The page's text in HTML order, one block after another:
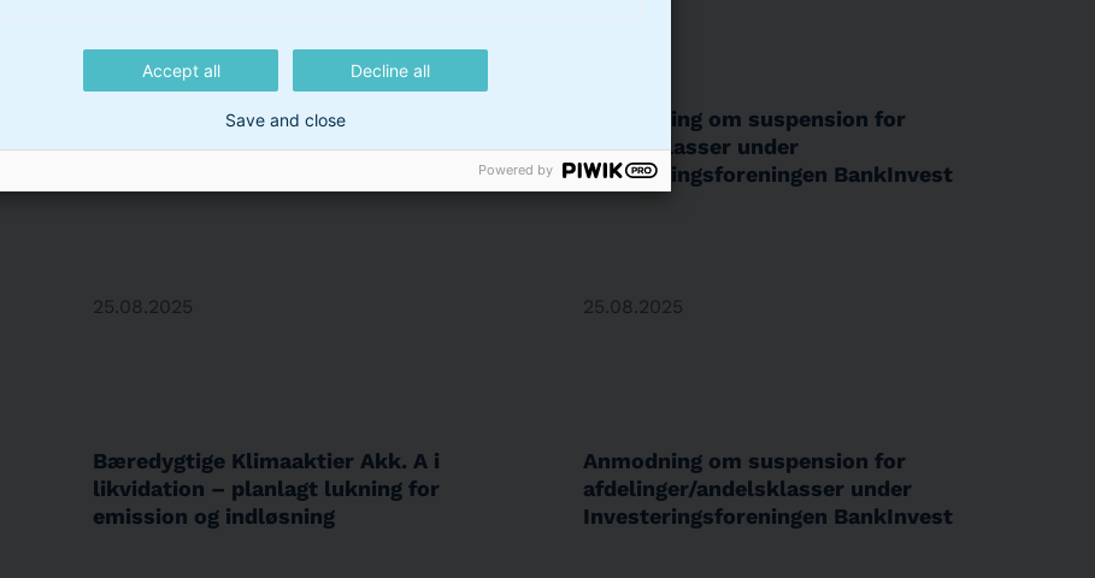
Investeringsforeningen BankInvest
Anmodning om suspension for
andelsklasser under
Investeringsforeningen BankInvest
25.08.2025
Bæredygtige Klimaaktier Akk. A i
likvidation – planlagt lukning for
emission og indløsning
25.08.2025
Anmodning om suspension for
afdelinger/andelsklasser under
Investeringsforeningen BankInvest
Accept all Decline all
Save and close
Powered by